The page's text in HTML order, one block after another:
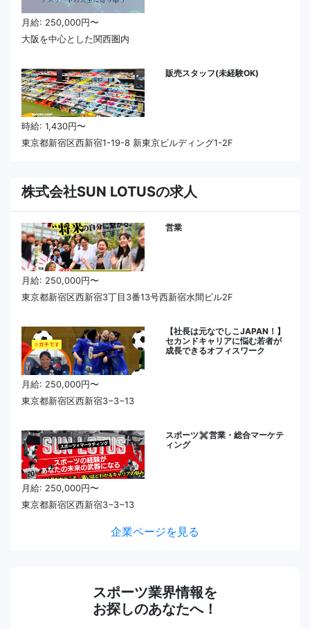
月給: 250,000円〜
大阪を中心とした関西圏内
販売スタッフ(未経験OK)
時給: 1,430円〜
東京都新宿区西新宿1-19-8 新東京ビルディング1-2F
株式会社SUN LOTUSの求人
営業
月給: 250,000円〜
東京都新宿区西新宿3丁目3番13号西新宿水間ビル2F
【社長は元なでしこJAPAN！】
セカンドキャリアに悩む若者が
成長できるオフィスワーク
月給: 250,000円〜
東京都新宿区西新宿3−3−13
スポーツ✖️営業・総合マーケテ
ィング
月給: 250,000円〜
東京都新宿区西新宿3−3−13
企業ページを見る
スポーツ業界情報を
お探しのあなたへ！